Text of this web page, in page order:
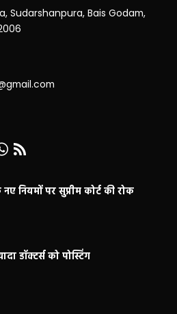
Sudarshanpura, Bais Godam,
नियमों पर सुप्रीम कोर्ट की रोक
डॉक्टर्स को पोस्टिंग